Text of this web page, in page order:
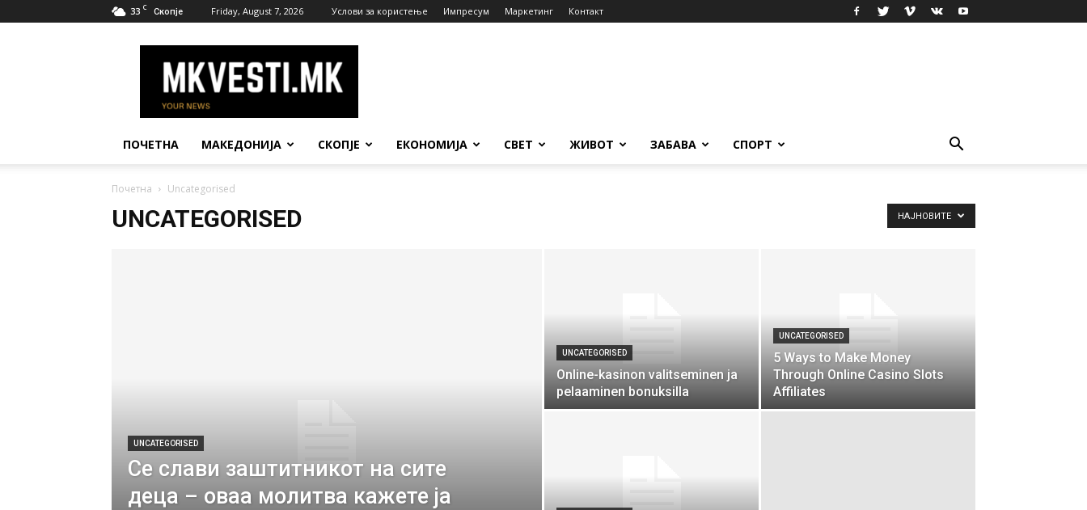
33 C Скопје Friday, August 7, 2026 Услови за користење Импресум Маркетинг Контакт
Вести
ПОЧЕТНА МАКЕДОНИЈА СКОПЈЕ ЕКОНОМИЈА СВЕТ ЖИВОТ ЗАБАВА СПОРТ
Почетна Uncategorised
UNCATEGORISED НАЈНОВИТЕ
UNCATEGORISED
Се слави заштитникот на сите
деца – оваа молитва кажете ја
UNCATEGORISED
Online-kasinon valitseminen ja
pelaaminen bonuksilla
UNCATEGORISED
5 Ways to Make Money
Through Online Casino Slots
Affiliates